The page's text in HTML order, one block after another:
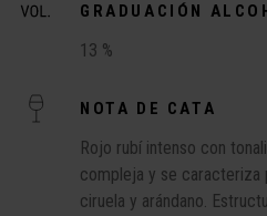
GRADUACIÓN
13 %
NOTA DE CATA
Rojo rubí intenso con
compleja y se caracteriza
ciruela y arándano.